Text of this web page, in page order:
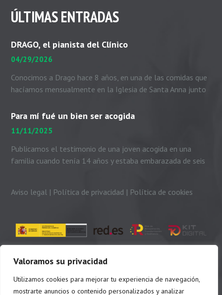
Valoramos su privacidad
Utilizamos cookies para mejorar tu experiencia de navegación,
mostrarte anuncios o contenido personalizados y analizar
ÚLTIMAS ENTRADAS
DRAGO, el pianista del Clínico
04/29/2026
Conocimos a Drago hace 8 años, en una de las comidas que
hacíamos mensualmente en la Iglesia de Santa Anna junto
Para mí fué un bien ser acogida
11/11/2025
Publicamos el testimonio de una joven acogida en una
familia cuando tenía 14 años y estaba embarazada de seis
Aviso legal | Política de privacidad | Política de cookies